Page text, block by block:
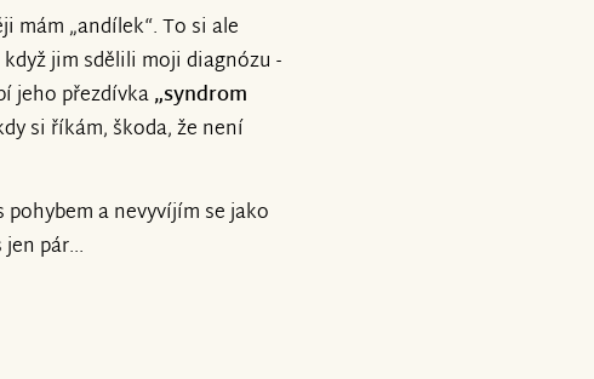
ukončením sbírky zavolali z
které jsme moc rádi využili.
65% z cílové částky. Máme
dalších plánovaných akcí
rok.
mám „andílek“. To si ale
jim sdělili moji diagnózu -
jeho přezdívka„syndrom
si říkám, škoda, že není
a nevyvíjím se jako
pár...